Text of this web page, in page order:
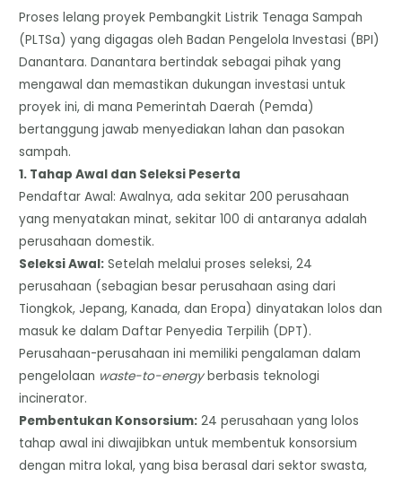
Proses lelang proyek Pembangkit Listrik Tenaga Sampah
(PLTSa) yang digagas oleh Badan Pengelola Investasi (BPI)
Danantara. Danantara bertindak sebagai pihak yang
mengawal dan memastikan dukungan investasi untuk
proyek ini, di mana Pemerintah Daerah (Pemda)
bertanggung jawab menyediakan lahan dan pasokan
sampah.
​1. Tahap Awal dan Seleksi Peserta
​Pendaftar Awal: Awalnya, ada sekitar 200 perusahaan
yang menyatakan minat, sekitar 100 di antaranya adalah
perusahaan domestik.
​Seleksi Awal: Setelah melalui proses seleksi, 24
perusahaan (sebagian besar perusahaan asing dari
Tiongkok, Jepang, Kanada, dan Eropa) dinyatakan lolos dan
masuk ke dalam Daftar Penyedia Terpilih (DPT).
Perusahaan-perusahaan ini memiliki pengalaman dalam
pengelolaan waste-to-energyberbasis teknologi
incinerator.
​Pembentukan Konsorsium: 24 perusahaan yang lolos
tahap awal ini diwajibkan untuk membentuk konsorsium
dengan mitra lokal, yang bisa berasal dari sektor swasta,